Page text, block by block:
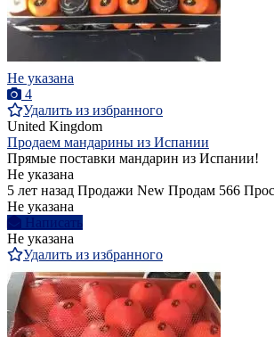
Не указана
4
Удалить из избранного
United Kingdom
Продаем мандарины из Испании
Прямые поставки мандарин из Испании!
Не указана
5 лет назад Продажи New Продам 566
Не указана
Написать
Не указана
Удалить из избранного